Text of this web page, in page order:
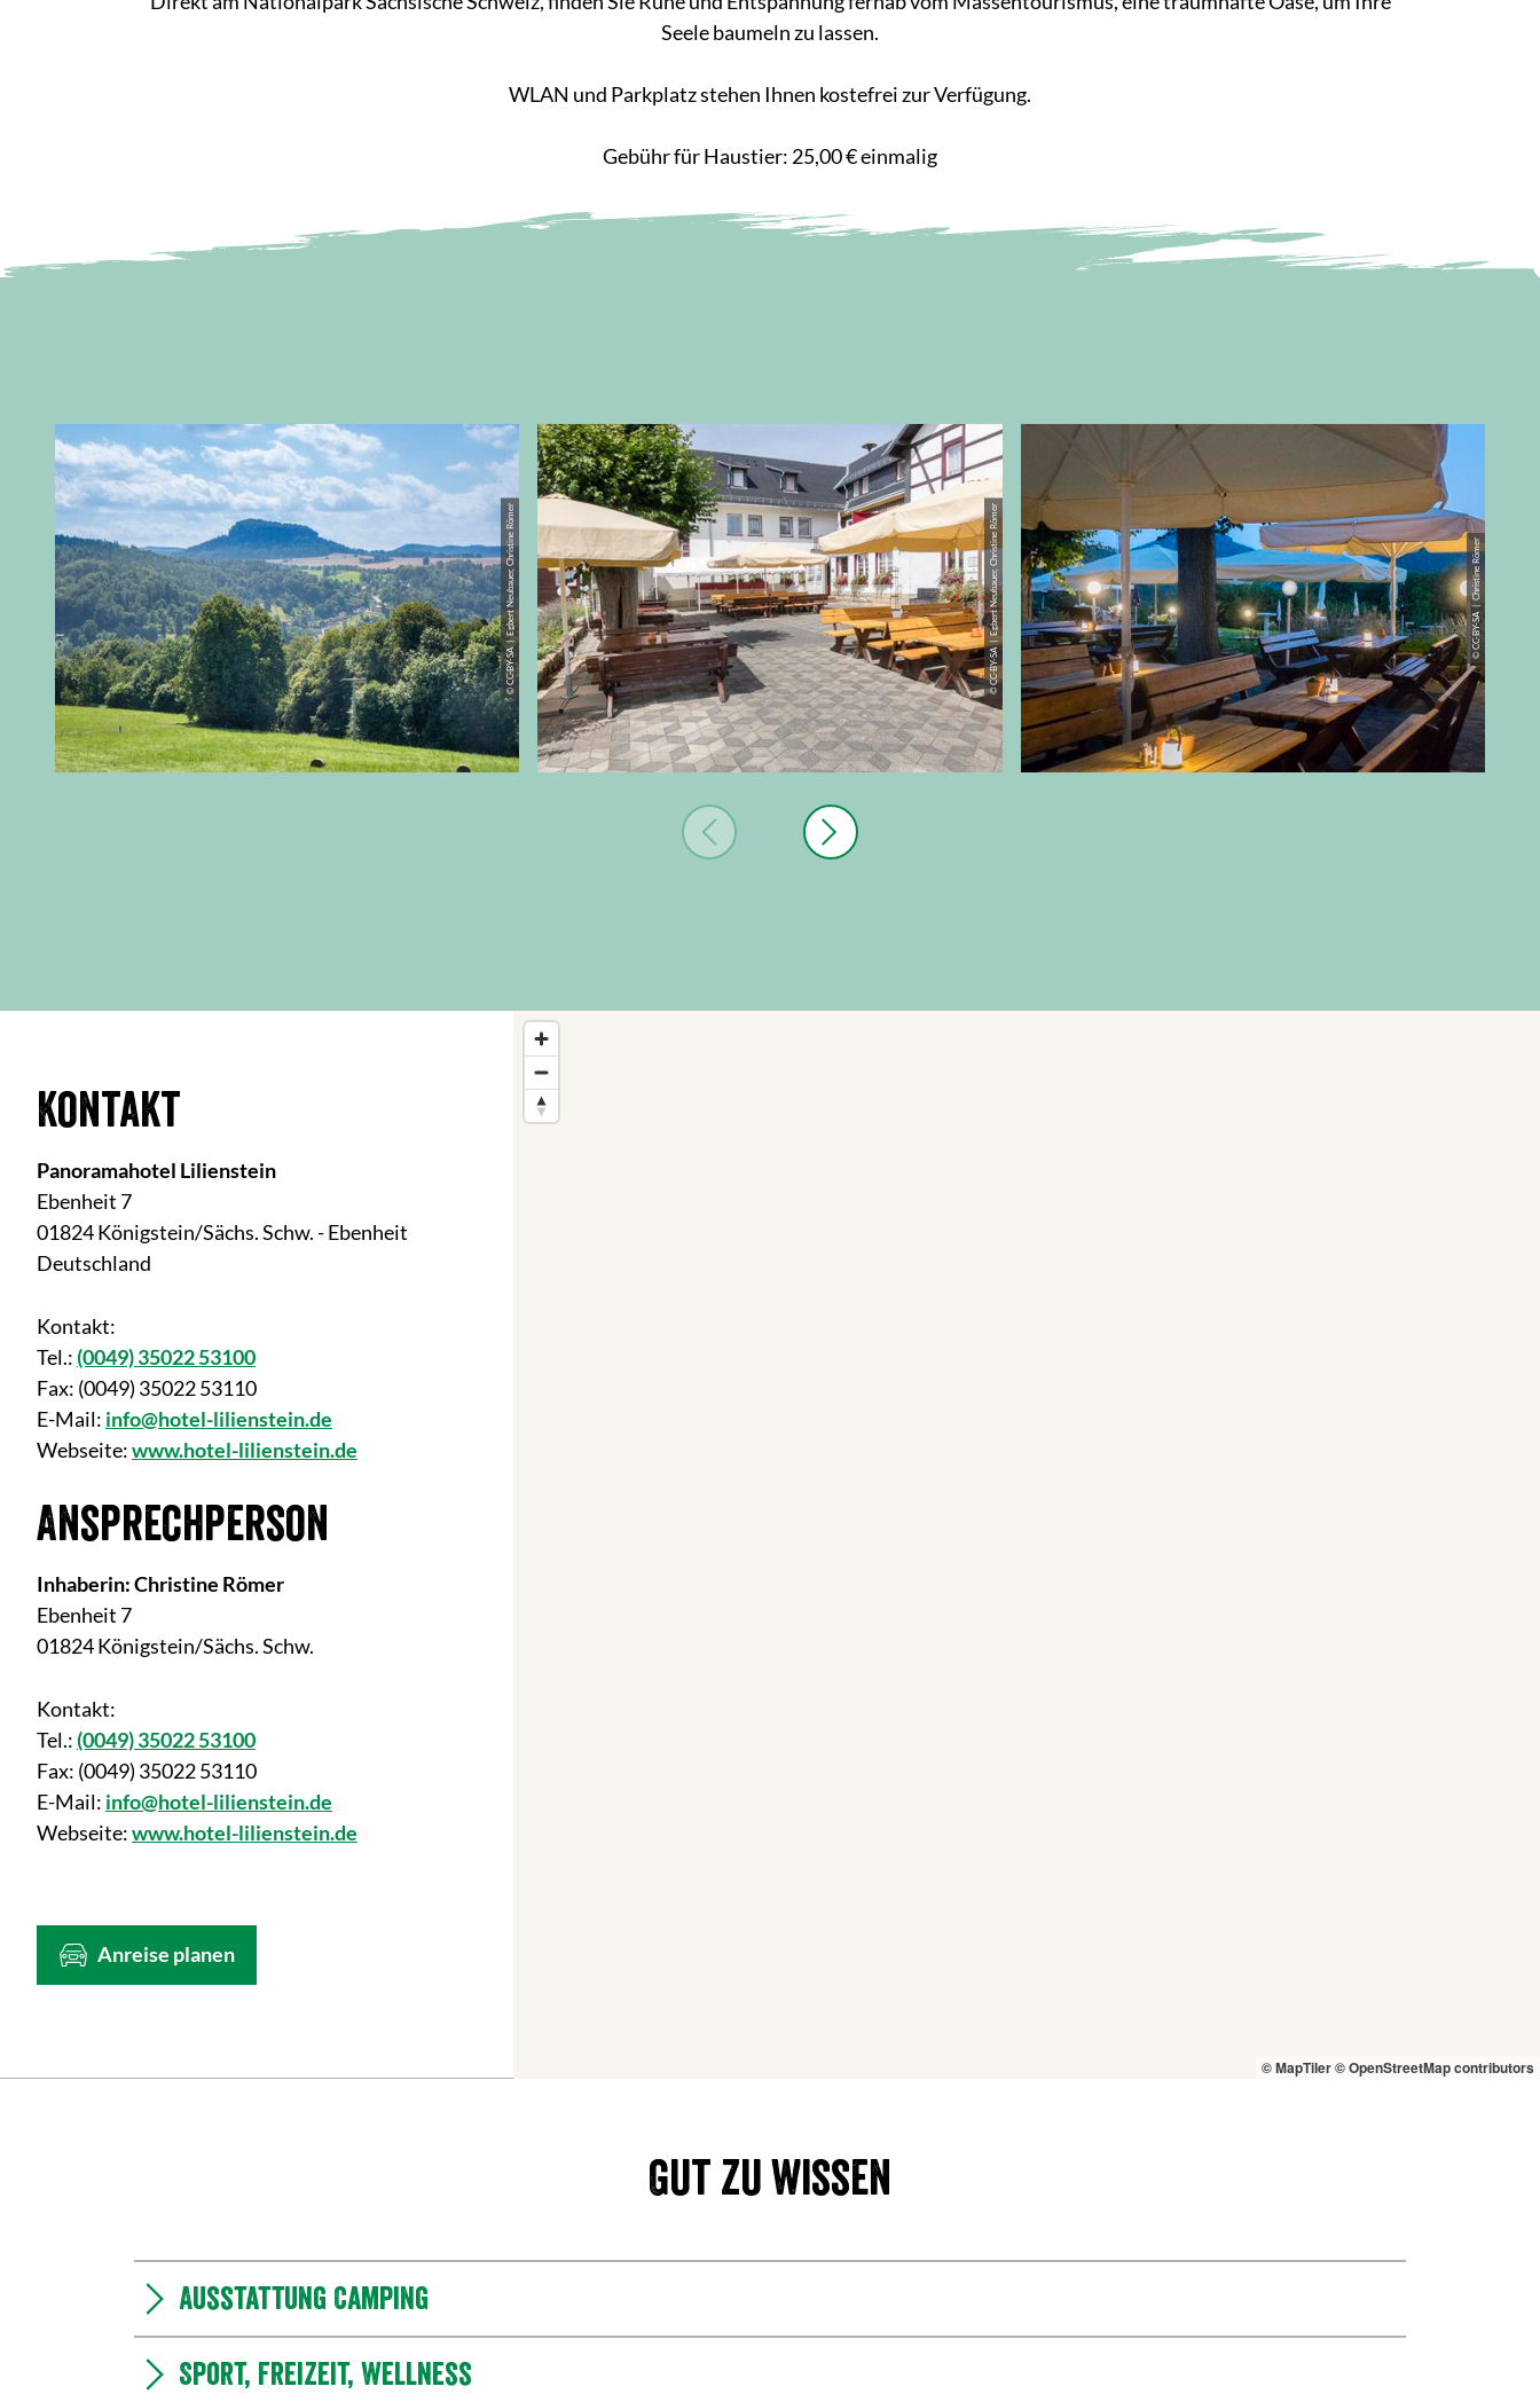
Seele baumeln zu lassen.
WLAN und Parkplatz stehen Ihnen kostefrei zur Verfügung.
Gebühr für Haustier: 25,00 € einmalig
© CC-BY-SA | Egbert Neubauer, Christine Römer © CC-BY-SA | Egbert Neubauer, Christine Römer © CC-BY-SA | Christine Römer
Kontakt
Panoramahotel Lilienstein
Ebenheit 7
01824 Königstein/Sächs. Schw. - Ebenheit
Deutschland
Kontakt:
Tel.: (0049) 35022 53100
Fax: (0049) 35022 53110
E-Mail: info@hotel-lilienstein.de
Webseite:www.hotel-lilienstein.de
Ansprechperson
Inhaberin: Christine Römer
Ebenheit 7
01824 Königstein/Sächs. Schw.
Kontakt:
Tel.: (0049) 35022 53100
Fax: (0049) 35022 53110
E-Mail: info@hotel-lilienstein.de
Webseite:www.hotel-lilienstein.de
Anreise planen
© MapTiler© OpenStreetMap contributors
Gut zu wissen
Ausstattung Camping
Sport, Freizeit, Wellness